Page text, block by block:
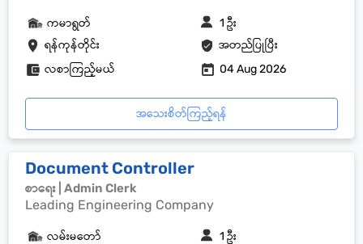
ရန်ကုန်တိုင်း အတည်ပြုပြီး
ကမာရွတ် 1 ဦး
လစာကြည့်မယ် 04 Aug 2026
အသေးစိတ်ကြည့်ရန်
Document Controller
စာရေး | Admin Clerk
Leading Engineering Company
လမ်းမတော် 1 ဦး